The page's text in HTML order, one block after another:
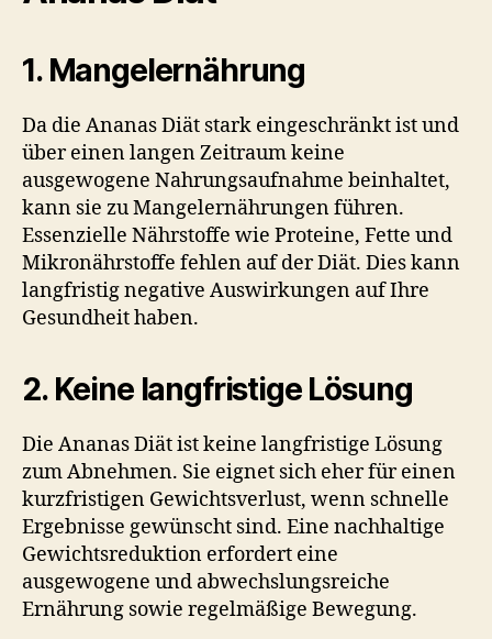
1. Mangelernährung
Da die Ananas Diät stark eingeschränkt ist und
über einen langen Zeitraum keine
ausgewogene Nahrungsaufnahme beinhaltet,
kann sie zu Mangelernährungen führen.
Essenzielle Nährstoffe wie Proteine, Fette und
Mikronährstoffe fehlen auf der Diät. Dies kann
langfristig negative Auswirkungen auf Ihre
Gesundheit haben.
2. Keine langfristige Lösung
Die Ananas Diät ist keine langfristige Lösung
zum Abnehmen. Sie eignet sich eher für einen
kurzfristigen Gewichtsverlust, wenn schnelle
Ergebnisse gewünscht sind. Eine nachhaltige
Gewichtsreduktion erfordert eine
ausgewogene und abwechslungsreiche
Ernährung sowie regelmäßige Bewegung.